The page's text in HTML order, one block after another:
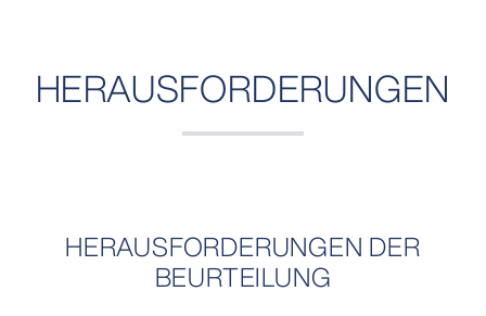
HERAUSFORDERUNGEN
HERAUSFORDERUNGEN DER
BEURTEILUNG